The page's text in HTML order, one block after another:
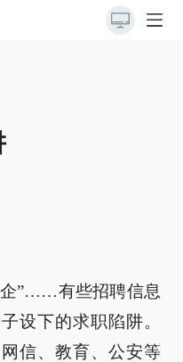
企”……有些招聘信息
设下的求职陷阱。
信、教育、公安等